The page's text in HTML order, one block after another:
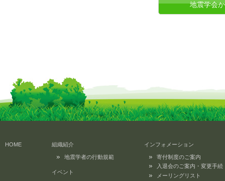
地震学会
HOME 組織紹介
地震学者の行動規範
イベント
インフォメーション
寄付制度のご案内
入退会のご案内・変更手続
メーリングリスト